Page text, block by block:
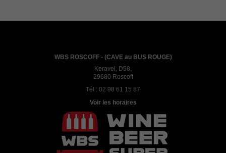
WBS ROSCOFF - (CAVE au BUS ROUGE)
Keravel, D58,
29680 Roscoff
Tél : 02 98 61 15 87
Voir les horaires